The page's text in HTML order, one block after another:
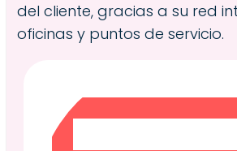
del cliente, gracias a su red
oficinas y puntos de servicio.